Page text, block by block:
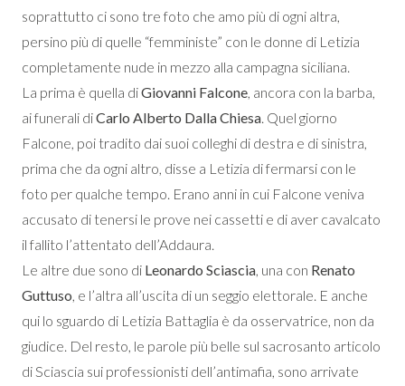
soprattutto ci sono tre foto che amo più di ogni altra,
persino più di quelle “femministe” con le donne di Letizia
completamente nude in mezzo alla campagna siciliana.
La prima è quella diGiovanni Falcone , ancora con la barba,
ai funerali diCarlo Alberto Dalla Chiesa . Quel giorno
Falcone, poi tradito dai suoi colleghi di destra e di sinistra,
prima che da ogni altro, disse a Letizia di fermarsi con le
foto per qualche tempo. Erano anni in cui Falcone veniva
accusato di tenersi le prove nei cassetti e di aver cavalcato
il fallito l’attentato dell’Addaura.
Le altre due sono di Leonardo Sciascia , una con Renato
Guttuso , e l’altra all’uscita di un seggio elettorale. E anche
qui lo sguardo di Letizia Battaglia è da osservatrice, non da
giudice. Del resto, le parole più belle sul sacrosanto articolo
di Sciascia sui professionisti dell’antimafia, sono arrivate